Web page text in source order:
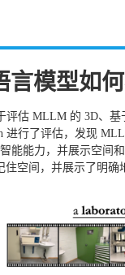
言模型如
评估 MLLM 的 3D、
行了评估，发现
能能力，并展示空间
空间，并展示了明确